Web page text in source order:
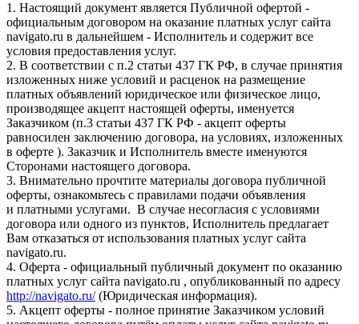
1. Настоящий документ является Публичной офертой -
официальным договором на оказание платных услуг сайта
navigato.ru в дальнейшем - Исполнитель и содержит все
условия предоставления услуг.
2. В соответствии с п.2 статьи 437 ГК РФ, в случае принятия
изложенных ниже условий и расценок на размещение
платных объявлений юридическое или физическое лицо,
производящее акцепт настоящей оферты, именуется
Заказчиком (п.3 статьи 437 ГК РФ - акцепт оферты
равносилен заключению договора, на условиях, изложенных
в оферте ). Заказчик и Исполнитель вместе именуются
Сторонами настоящего договора.
3. Внимательно прочтите материалы договора публичной
оферты, ознакомьтесь с правилами подачи объявления
и платными услугами. В случае несогласия с условиями
договора или одного из пунктов, Исполнитель предлагает
Вам отказаться от использования платных услуг сайта
navigato.ru.
4. Оферта - официальный публичный документ по оказанию
платных услуг сайта navigato.ru , опубликованный по адресу
http://navigato.ru/(Юридическая информация).
5. Акцепт оферты - полное принятие Заказчиком условий